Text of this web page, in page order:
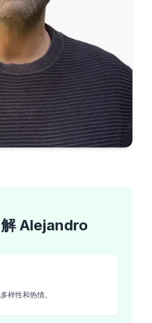
Alejandro
样性和热情。